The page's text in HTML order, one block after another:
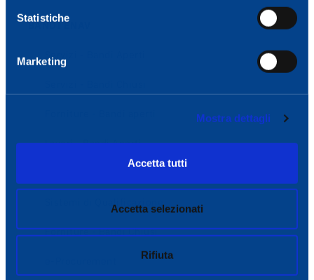
Statistiche
Marketing
Mostra dettagli
Accetta tutti
Accetta selezionati
Rifiuta
BANDI ENAV
Servizi - Bandi Aperti
Lavori - Bandi Aperti
Sistemi di Qualificazione
Forniture - Bandi Chiusi